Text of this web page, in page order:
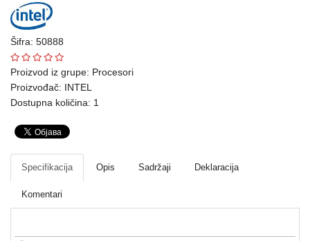
tehnika
Telefoni
oprema
Mrežna
Fotoaparati
kamere
Kućni
Šifra: 50888
Proizvod iz grupe: Procesori
Proizvođač: INTEL
Dostupna količina: 1
Specifikacija Opis Sadržaji Deklaracija
Komentari